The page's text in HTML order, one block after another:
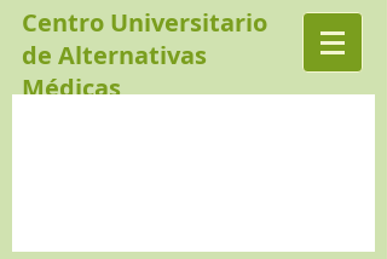
Centro Universitario
de Alternativas
Médicas